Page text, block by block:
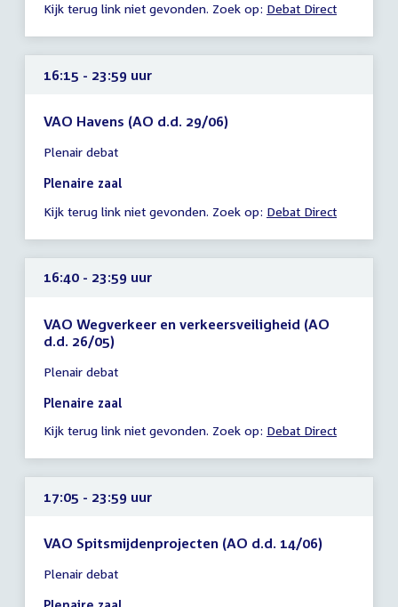
23:59
Kijk terug link niet gevonden. Zoek op: Debat Direct
16:15 - 23:59 uur
VAO Havens (AO d.d. 29/06)
vergadering
16:15
23:59
Plenair debat
Plenaire zaal
Kijk terug link niet gevonden. Zoek op: Debat Direct
16:40 - 23:59 uur
VAO Wegverkeer en verkeersveiligheid (AO
d.d. 26/05)
vergadering
16:40
23:59
Plenair debat
Plenaire zaal
Kijk terug link niet gevonden. Zoek op: Debat Direct
17:05 - 23:59 uur
VAO Spitsmijdenprojecten (AO d.d. 14/06)
vergadering
17:05
Plenair debat